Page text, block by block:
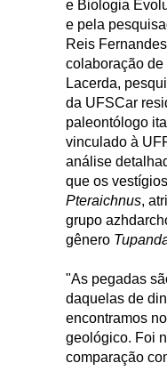
e Biologia
e pela
Reis
colaboração de
Lacerda,
da UFSCar
paleontólogo
vinculado à
análise
que os
Pteraichnus,
grupo
gênero
"As pegadas
daquelas de
encontramos
geológico. Foi
comparação